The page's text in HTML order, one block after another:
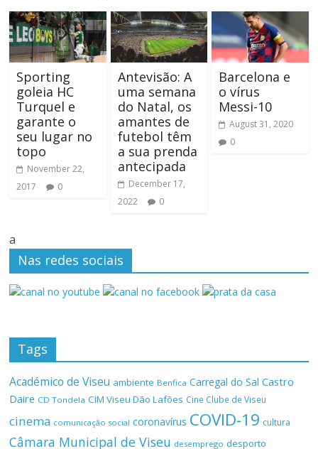
Sporting
goleia HC
Turquel e
garante o
seu lugar no
topo
November 22,
2017
0
Antevisão: A
uma semana
do Natal, os
amantes de
futebol têm
a sua prenda
antecipada
December 17,
2022
0
Barcelona e
o vírus
Messi-10
August 31, 2020
0
a
Nas redes sociais
Tags
Académico de Viseu ambiente Benfica Carregal do Sal Castro
Daire CD Tondela CIM Viseu Dão Lafões Cine Clube de Viseu
cinema comunicação social coronavírus COVID-19 cultura
Câmara Municipal de Viseu desemprego desporto